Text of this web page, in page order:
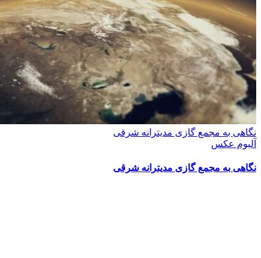
نگاهی به مجمع گازی مدیترانه شرقی
آلبوم عکس
نگاهی به مجمع گازی مدیترانه شرقی